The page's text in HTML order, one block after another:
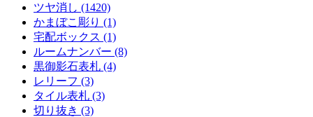
ツヤ消し (1420)
かまぼこ彫り (1)
宅配ボックス (1)
ルームナンバー (8)
黒御影石表札 (4)
レリーフ (3)
タイル表札 (3)
切り抜き (3)